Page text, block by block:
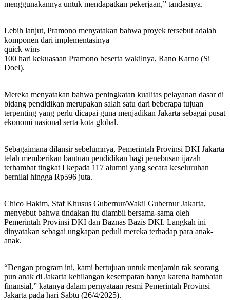
menggunakannya untuk mendapatkan pekerjaan,” tandasnya.
Lebih lanjut, Pramono menyatakan bahwa proyek tersebut adalah
komponen dari implementasinya
quick wins
100 hari kekuasaan Pramono beserta wakilnya, Rano Karno (Si
Doel).
Mereka menyatakan bahwa peningkatan kualitas pelayanan dasar di
bidang pendidikan merupakan salah satu dari beberapa tujuan
terpenting yang perlu dicapai guna menjadikan Jakarta sebagai pusat
ekonomi nasional serta kota global.
Sebagaimana dilansir sebelumnya, Pemerintah Provinsi DKI Jakarta
telah memberikan bantuan pendidikan bagi penebusan ijazah
terhambat tingkat I kepada 117 alumni yang secara keseluruhan
bernilai hingga Rp596 juta.
Chico Hakim, Staf Khusus Gubernur/Wakil Gubernur Jakarta,
menyebut bahwa tindakan itu diambil bersama-sama oleh
Pemerintah Provinsi DKI dan Baznas Bazis DKI. Langkah ini
dinyatakan sebagai ungkapan peduli mereka terhadap para anak-
anak.
“Dengan program ini, kami bertujuan untuk menjamin tak seorang
pun anak di Jakarta kehilangan kesempatan hanya karena hambatan
finansial,” katanya dalam pernyataan resmi Pemerintah Provinsi
Jakarta pada hari Sabtu (26/4/2025).